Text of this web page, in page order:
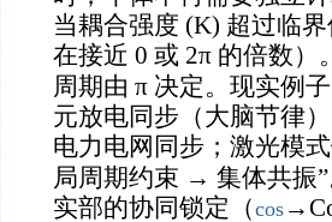
当耦合强度 (K) 超过临
在接近 0 或 2π 的倍数）
周期由 π 决定。现实例
元放电同步（大脑节律）
电力电网同步；激光模
局周期约束 → 集体共振”
实部的协同锁定（cos